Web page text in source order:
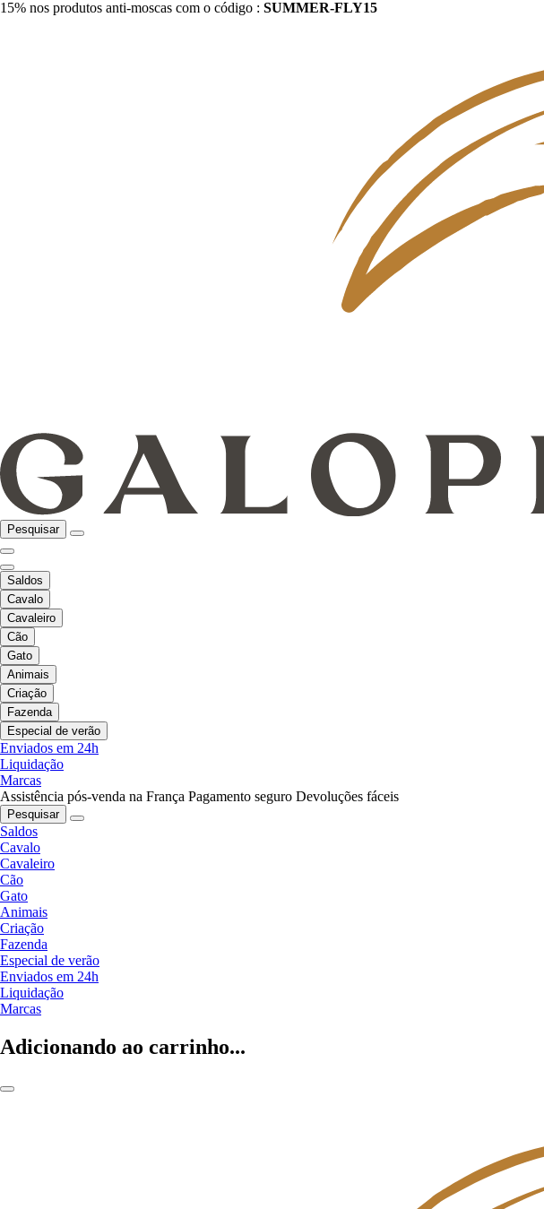
15% nos produtos anti-moscas com o código : SUMMER-FLY15
Pesquisar
Saldos
Cavalo
Cavaleiro
Cão
Gato
Animais
Criação
Fazenda
Especial de verão
Enviados em 24h
Liquidação
Marcas
Assistência pós-venda na França Pagamento seguro Devoluções fáceis
Pesquisar
Saldos
Cavalo
Cavaleiro
Cão
Gato
Animais
Criação
Fazenda
Especial de verão
Enviados em 24h
Liquidação
Marcas
Adicionando ao carrinho...